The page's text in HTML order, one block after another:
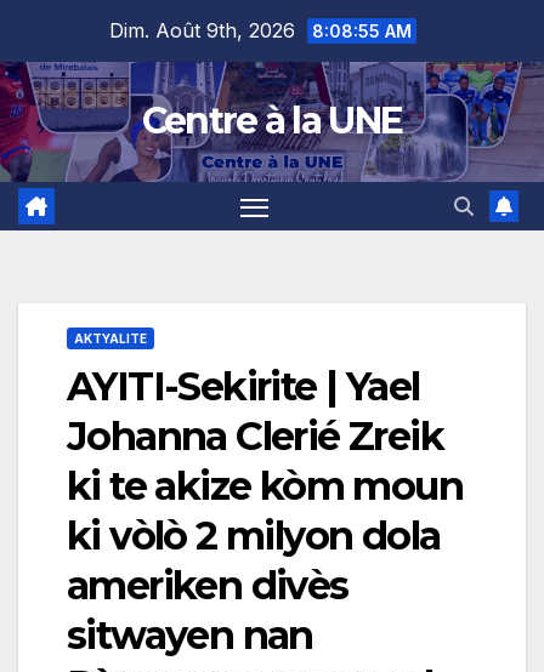
content
Dim. Août 9th, 2026 8:08:57 AM
Centre à la UNE
AKTYALITE
AYITI-Sekirite | Yael
Johanna Clerié Zreik
ki te akize kòm moun
ki vòlò 2 milyon dola
ameriken divès
sitwayen nan